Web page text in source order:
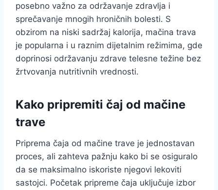
posebno važno za održavanje zdravlja i
sprečavanje mnogih hroničnih bolesti. S
obzirom na niski sadržaj kalorija, mačina trava
je popularna i u raznim dijetalnim režimima, gde
doprinosi održavanju zdrave telesne težine bez
žrtvovanja nutritivnih vrednosti.
Kako pripremiti čaj od mačine
trave
Priprema čaja od mačine trave je jednostavan
proces, ali zahteva pažnju kako bi se osiguralo
da se maksimalno iskoriste njegovi lekoviti
sastojci. Početak pripreme čaja uključuje izbor